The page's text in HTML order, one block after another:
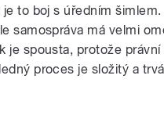
to boj s úředním šimlem.
samospráva má velmi
je spousta, protože
proces je složitý a